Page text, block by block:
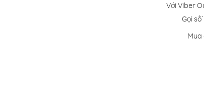
Với Viber
Gọi